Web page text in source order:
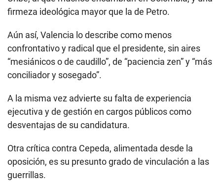
firmeza ideológica mayor que la de Petro.
Aún así, Valencia lo describe como menos
confrontativo y radical que el presidente, sin aires
“mesiánicos o de caudillo”, de “paciencia zen” y “más
conciliador y sosegado”.
A la misma vez advierte su falta de experiencia
ejecutiva y de gestión en cargos públicos como
desventajas de su candidatura.
Otra crítica contra Cepeda, alimentada desde la
oposición, es su presunto grado de vinculación a las
guerrillas.